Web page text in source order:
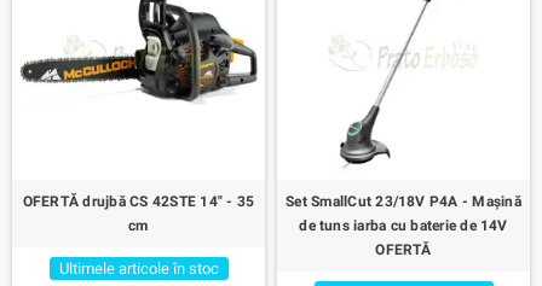
OFERTĂ drujbă CS 42STE 14" - 35
cm
Ultimele articole în stoc
Set SmallCut 23/18V P4A - Mașină
de tuns iarba cu baterie de 14V
OFERTĂ